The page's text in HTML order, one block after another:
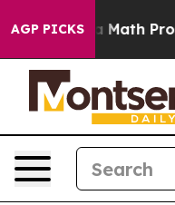
AGP PICKSa Math